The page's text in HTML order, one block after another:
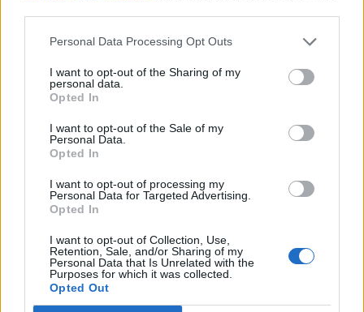
Personal Data Processing Opt Outs
I want to opt-out of the Sharing of my
personal data.
Opted In
I want to opt-out of the Sale of my
Personal Data.
Opted In
I want to opt-out of processing my
Personal Data for Targeted Advertising.
Opted In
I want to opt-out of Collection, Use,
Retention, Sale, and/or Sharing of my
Personal Data that Is Unrelated with the
Purposes for which it was collected.
Opted Out
Θέσεις εργασίας
Όλες οι Θέσεις Εργασίας
Θέσεις Εργασίας ανά Ειδικότητα
Θέσεις Εργασίας ανά Εταιρεία